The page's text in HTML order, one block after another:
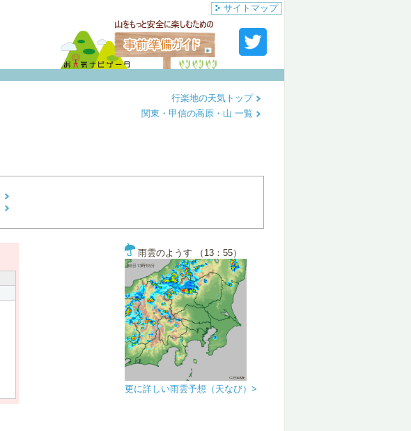
サイトマップ
行楽地の天気トップ
関東・甲信の高原・山 一覧
雨雲のようす （13：55）
更に詳しい雨雲予想（天なび）>